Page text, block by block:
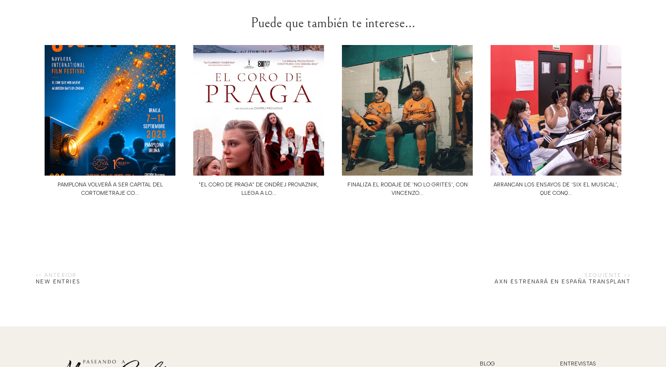
Puede que también te interese...
PAMPLONA VOLVERÁ A SER CAPITAL DEL
CORTOMETRAJE CO...
"EL CORO DE PRAGA" DE ONDŘEJ PROVAZNIK,
LLEGA A LO...
FINALIZA EL RODAJE DE 'NO LO GRITES', CON
VINCENZO...
ARRANCAN LOS ENSAYOS DE ‘SIX EL MUSICAL',
QUE CONQ...
NEW ENTRIES AXN ESTRENARÁ EN ESPAÑA TRANSPLANT
BLOG ENTREVISTAS